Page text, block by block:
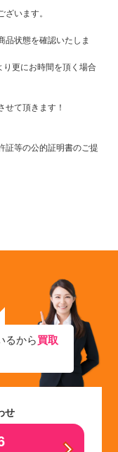
います。
品状態を確認いたしま
り更にお時間を頂く場合
せて頂きます！
証等の公的証明書のご提
るから買取
せ